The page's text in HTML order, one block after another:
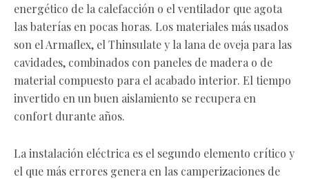
energético de la calefacción o el ventilador que agota
las baterías en pocas horas. Los materiales más usados
son el Armaflex, el Thinsulate y la lana de oveja para las
cavidades, combinados con paneles de madera o de
material compuesto para el acabado interior. El tiempo
invertido en un buen aislamiento se recupera en
confort durante años.
La instalación eléctrica es el segundo elemento crítico y
el que más errores genera en las camperizaciones de